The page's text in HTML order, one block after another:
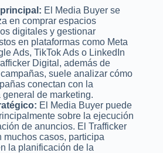
El Media Buyer se
en comprar espacios
digitales y gestionar
en plataformas como Meta
Ads, TikTok Ads o LinkedIn
Digital, además de
suele analizar cómo
conectan con la
general de marketing.
El Media Buyer puede
sobre la ejecución
de anuncios. El Trafficker
muchos casos, participa
la planificación de la